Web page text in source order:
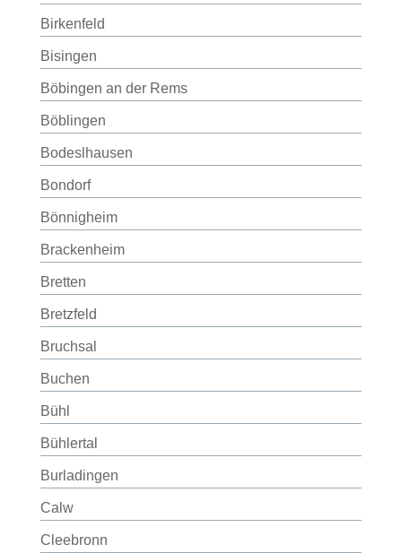
Birkenfeld
Bisingen
Böbingen an der Rems
Böblingen
Bodeslhausen
Bondorf
Bönnigheim
Brackenheim
Bretten
Bretzfeld
Bruchsal
Buchen
Bühl
Bühlertal
Burladingen
Calw
Cleebronn